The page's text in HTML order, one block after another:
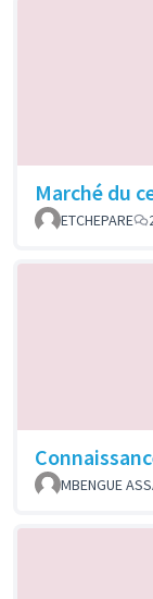
Marché du
ETCHEPARE
MBENGUE